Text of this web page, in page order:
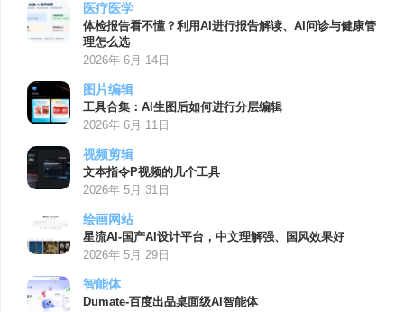
医疗医学
体检报告看不懂？利用AI进行报告解读、AI问诊与健康管
理怎么选
2026年 6月 14日
图片编辑
工具合集：AI生图后如何进行分层编辑
2026年 6月 11日
视频剪辑
文本指令P视频的几个工具
2026年 5月 31日
绘画网站
星流AI-国产AI设计平台，中文理解强、国风效果好
2026年 5月 29日
智能体
Dumate-百度出品桌面级AI智能体